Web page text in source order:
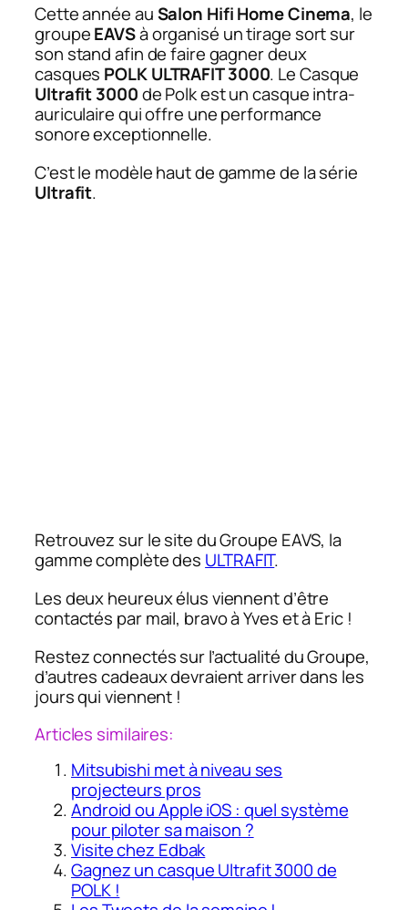
Cette année auSalon Hifi Home Cinema, le
groupeEAVSà organisé un tirage sort sur
son stand afin de faire gagner deux
casques POLK ULTRAFIT 3000. Le Casque
Ultrafit 3000de Polk est un casque intra-
auriculaire qui offre une performance
sonore exceptionnelle.
C’est le modèle haut de gamme de la série
Ultrafit.
Retrouvez sur le site du Groupe EAVS, la
gamme complète des ULTRAFIT.
Les deux heureux élus viennent d’être
contactés par mail, bravo à Yves et à Eric !
Restez connectés sur l’actualité du Groupe,
d’autres cadeaux devraient arriver dans les
jours qui viennent !
Articles similaires:
Mitsubishi met à niveau ses
projecteurs pros
Android ou Apple iOS : quel système
pour piloter sa maison ?
Visite chez Edbak
Gagnez un casque Ultrafit 3000 de
POLK !